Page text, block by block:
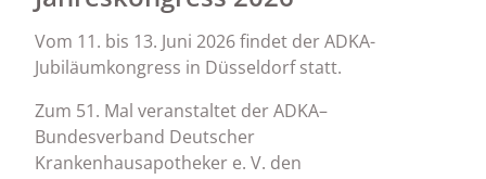
Vom 11. bis 13. Juni 2026 findet der ADKA-
Jubiläumkongress in Düsseldorf statt.
Zum 51. Mal veranstaltet der ADKA–
Bundesverband Deutscher
Krankenhausapotheker e. V. den